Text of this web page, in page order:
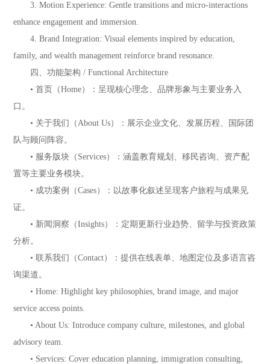
3. Motion Experience: Gentle transitions and micro-interactions
enhance engagement and immersion.
4. Brand Integration: Visual elements inspired by education,
family, and wealth management reinforce brand resonance.
四、功能架构 / Functional Architecture
• 首页（Home）：呈现核心理念、品牌形象与主要业务入
口。
• 关于我们（About Us）：展示企业文化、发展历程、国际团
队与顾问阵容。
• 服务版块（Services）：涵盖教育规划、移民咨询、资产配
置等主要业务模块。
• 成功案例（Cases）：以故事化叙述呈现客户旅程与成果见
证。
• 新闻洞察（Insights）：定期更新行业趋势、留学与投资政策
分析。
• 联系我们（Contact）：提供在线表单、地图定位及多语言咨
询渠道。
• Home: Highlight key philosophies, brand image, and major
service access points.
• About Us: Introduce company culture, milestones, and global
advisory team.
• Services: Cover education planning, immigration consulting,